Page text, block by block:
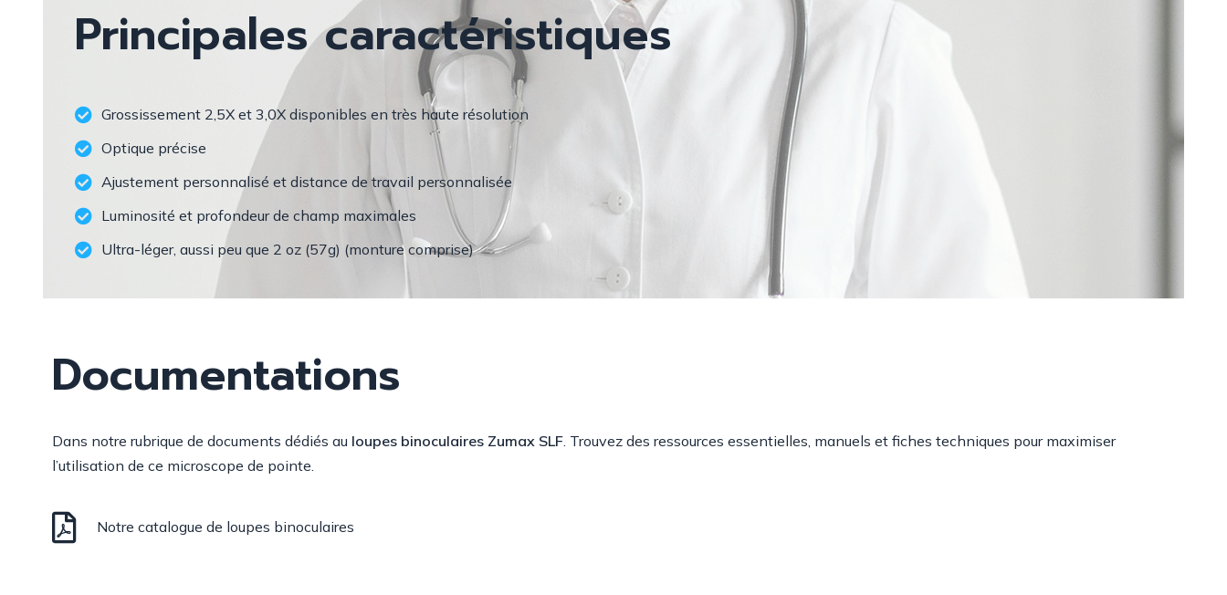
Principales caractéristiques
Grossissement 2,5X et 3,0X disponibles en très haute résolution
Optique précise
Ajustement personnalisé et distance de travail personnalisée
Luminosité et profondeur de champ maximales
Ultra-léger, aussi peu que 2 oz (57g) (monture comprise)
Documentations
Dans notre rubrique de documents dédiés au loupes binoculaires Zumax SLF . Trouvez des ressources essentielles, manuels et fiches techniques pour maximiser
l’utilisation de ce microscope de pointe.
Notre catalogue de loupes binoculaires